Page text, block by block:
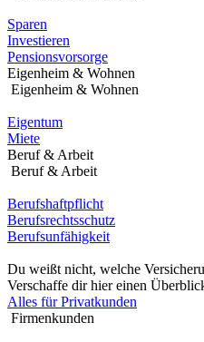
Sparen
Investieren
Pensionsvorsorge
Eigenheim & Wohnen
Eigenheim & Wohnen
Eigentum
Miete
Beruf & Arbeit
Beruf & Arbeit
Berufshaftpflicht
Berufsrechtsschutz
Berufsunfähigkeit
Du weißt nicht, welche
Verschaffe dir hier einen
Alles für Privatkunden
Firmenkunden